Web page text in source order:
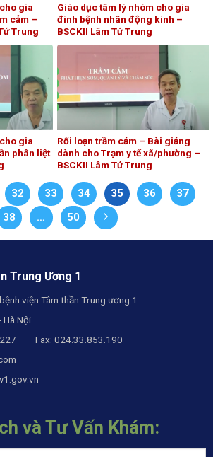
gia
cảm –
Trung
Giáo dục tâm lý nhóm cho gia
đình bệnh nhân động kinh –
BSCKII Lâm Tứ Trung
gia
phân liệt
Rối loạn trầm cảm – Bài giảng
dành cho Trạm y tế xã/phường –
BSCKII Lâm Tứ Trung
32 33 34 35 36
37
38
… 50
Trung Ương 1
viện Tâm thần Trung ương 1
Hà Nội
Fax: 024.33.853.190
và Tư Vấn Khám: